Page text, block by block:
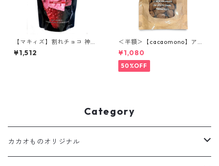
【マキィズ】割れチョコ 神戸
いちごミルク
¥1,512
＜半額＞【cacaomono】アッ
プルシナモンチョコレート
¥1,080
50%OFF
Category
カカオものオリジナル